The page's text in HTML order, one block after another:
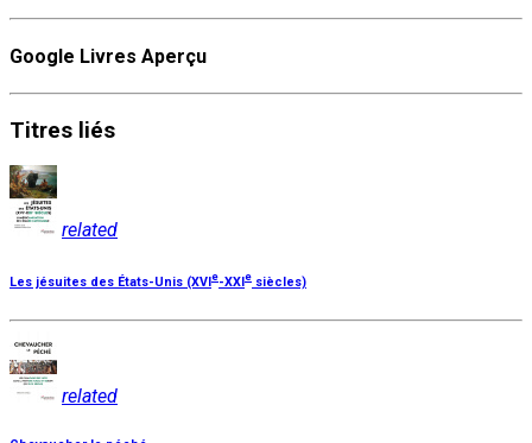
Google Livres Aperçu
Titres liés
related
Les jésuites des États-Unis (XVIe-XXIe siècles)
related